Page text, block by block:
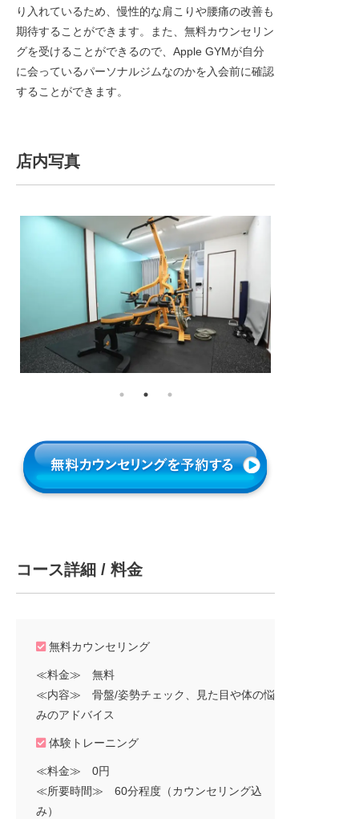
り入れているため、慢性的な肩こりや腰痛の改善も
期待することができます。また、無料カウンセリン
グを受けることができるので、Apple GYMが自分
に会っているパーソナルジムなのかを入会前に確認
することができます。
店内写真
コース詳細 / 料金
無料カウンセリング
≪料金≫ 無料
≪内容≫ 骨盤/姿勢チェック、見た目や体の悩
みのアドバイス
体験トレーニング
≪料金≫ 0円
≪所要時間≫ 60分程度（カウンセリング込
み）